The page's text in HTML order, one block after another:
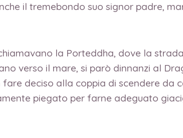
il tremebondo suo signor padre,
la Porteddha, dove la
verso il mare, si parò dinnanzi al
fare deciso alla coppia di scendere
piegato per farne adeguato